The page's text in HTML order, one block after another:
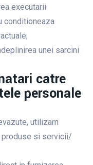
executarii
conditioneaza
unei sarcini
catre
personale
utilizam
produse si servicii/